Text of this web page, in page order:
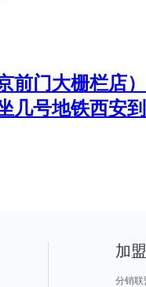
前门大栅栏店）
几号地铁西安到
加
分销联